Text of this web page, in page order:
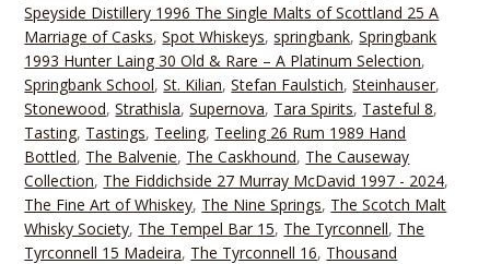
Speyside Distillery 1996 The Single Malts of Scottland 25 A
Marriage of Casks,Spot Whiskeys,springbank,Springbank
1993 Hunter Laing 30 Old & Rare – A Platinum Selection,
Springbank School,St. Kilian,Stefan Faulstich,Steinhauser,
Stonewood,Strathisla,Supernova, Tara Spirits, Tasteful 8,
Tasting, Tastings, Teeling, Teeling 26 Rum 1989 Hand
Bottled, The Balvenie, The Caskhound, The Causeway
Collection, The Fiddichside 27 Murray McDavid 1997 - 2024,
The Fine Art of Whiskey, The Nine Springs, The Scotch Malt
Whisky Society, The Tempel Bar 15, The Tyrconnell, The
Tyrconnell 15 Madeira, The Tyrconnell 16, Thousand